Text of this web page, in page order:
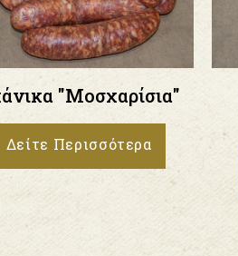
"Μοσχαρίσια"
Δείτε Περισσότερα